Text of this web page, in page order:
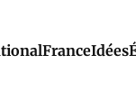
FranceIdées